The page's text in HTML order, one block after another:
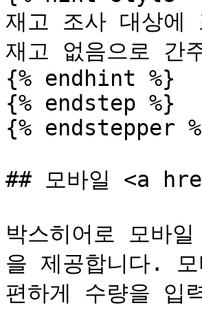
재고 조사 대상에
재고 없음으로 간
{% endhint %}
{% endstep %}
{% endstepper
## 모바일 <a
박스히어로 모바
을 제공합니다.
편하게 수량을 입